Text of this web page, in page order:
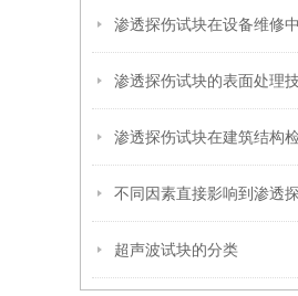
渗透探伤试块在设备维修
渗透探伤试块在建筑结构
超声波试块的分类